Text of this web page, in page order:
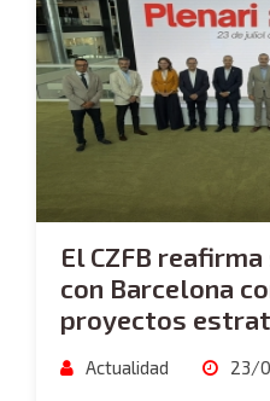
El CZFB
con Barcelona
proyectos
Actualidad 23/